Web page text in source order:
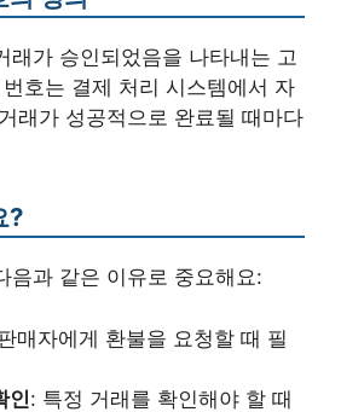
래가 승인되었음을 나타내는 고
호는 결제 처리 시스템에서 자
래가 성공적으로 완료될 때마다
?
음과 같은 이유로 중요해요:
매자에게 환불을 요청할 때 필
인: 특정 거래를 확인해야 할 때